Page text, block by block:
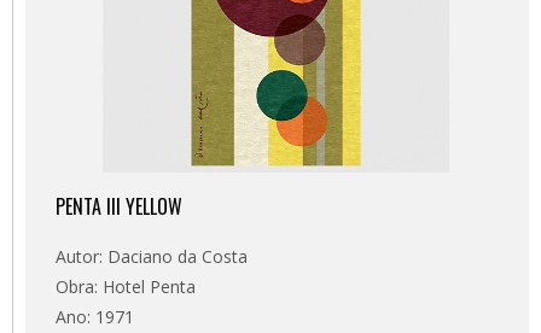
PENTA III YELLOW
Autor: Daciano da Costa
Obra: Hotel Penta
Ano: 1971